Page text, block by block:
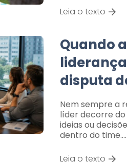
Leia o texto
Quando
disputa
Nem sempre a
líder decorre
ideias ou
dentro do time.…
Leia o texto